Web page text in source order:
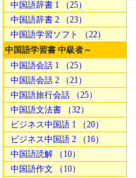
中国語辞書 1 （25）
中国語辞書 2 （23）
中国語学習ソフト （22）
中国語学習書 中級者～
中国語会話 1 （25）
中国語会話 2 （21）
中国語旅行会話 （25）
中国語文法書 （32）
ビジネス中国語 1 （20）
ビジネス中国語 2 （16）
中国語読解 （10）
中国語作文 （10）